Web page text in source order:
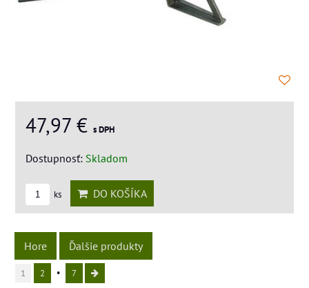
47,97 € s DPH
Dostupnosť: Skladom
ks DO KOŠÍKA
Hore Ďalšie produkty
1 2 7